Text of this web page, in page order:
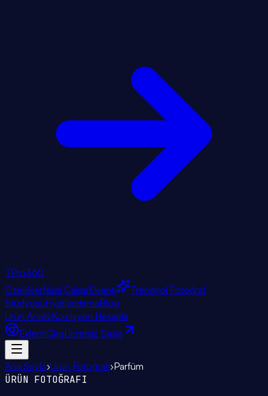
TPro360
ÖzelliklerNasıl ÇalışırEklenti
Trendyol Fotoğraf
StüdyosuFiyatlandırmaBlog
Ürün AnalizKomisyon Hesapla
EklentiGirişÜcretsiz Başla
Ana Sayfa›Ürün Fotoğrafı›Parfüm
ÜRÜN FOTOĞRAFI